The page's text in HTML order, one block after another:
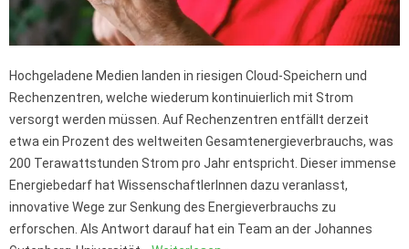
Hochgeladene Medien landen in riesigen Cloud-Speichern und
Rechenzentren, welche wiederum kontinuierlich mit Strom
versorgt werden müssen. Auf Rechenzentren entfällt derzeit
etwa ein Prozent des weltweiten Gesamtenergieverbrauchs, was
200 Terawattstunden Strom pro Jahr entspricht. Dieser immense
Energiebedarf hat WissenschaftlerInnen dazu veranlasst,
innovative Wege zur Senkung des Energieverbrauchs zu
erforschen. Als Antwort darauf hat ein Team an der Johannes